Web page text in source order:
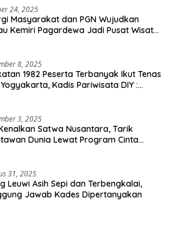
24, 2025
Masyarakat dan PGN Wujudkan
Kemiri Pagardewa Jadi Pusat Wisata
8, 2025
1982 Peserta Terbanyak Ikut Tenas
Kadis Pariwisata DIY :
3, 2025
Satwa Nusantara, Tarik
Dunia Lewat Program Cinta
31, 2025
Leuwi Asih Sepi dan Terbengkalai,
Jawab Kades Dipertanyakan